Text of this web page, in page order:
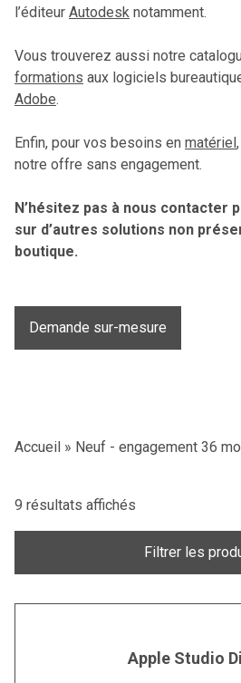
l’éditeur Autodesk notamment.
Vous trouverez aussi notre
formations aux logiciels
Adobe.
Enfin, pour vos besoins en matériel
notre offre sans engagement.
N’hésitez pas à nous contacter
sur d’autres solutions non
boutique.
Demande sur-mesure
Accueil » Neuf - engagement 36
9 résultats affichés
Filtrer les
Apple Studio